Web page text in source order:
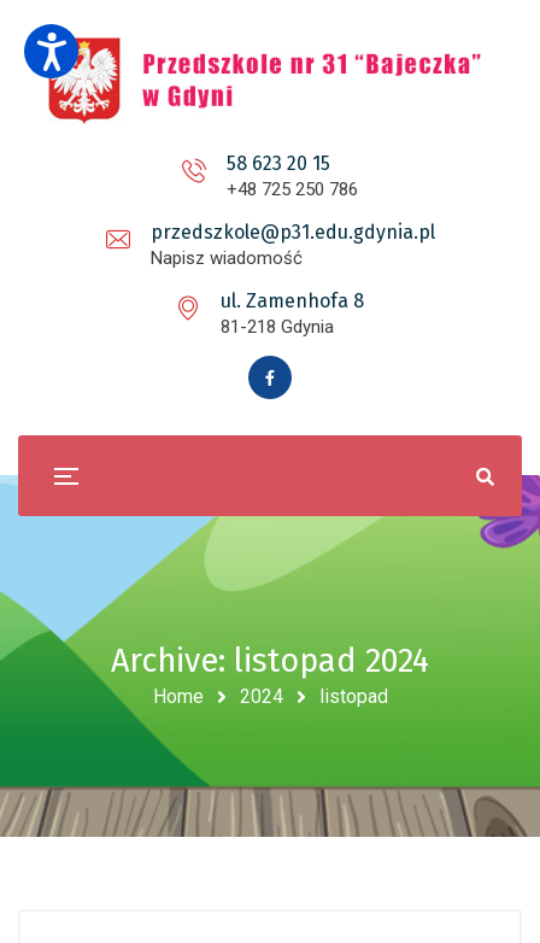
58 623 20 15
+48 725 250 786
przedszkole@p31.edu.gdynia.pl
Napisz wiadomość
ul. Zamenhofa 8
81-218 Gdynia
Archive: listopad 2024
Home 2024 listopad